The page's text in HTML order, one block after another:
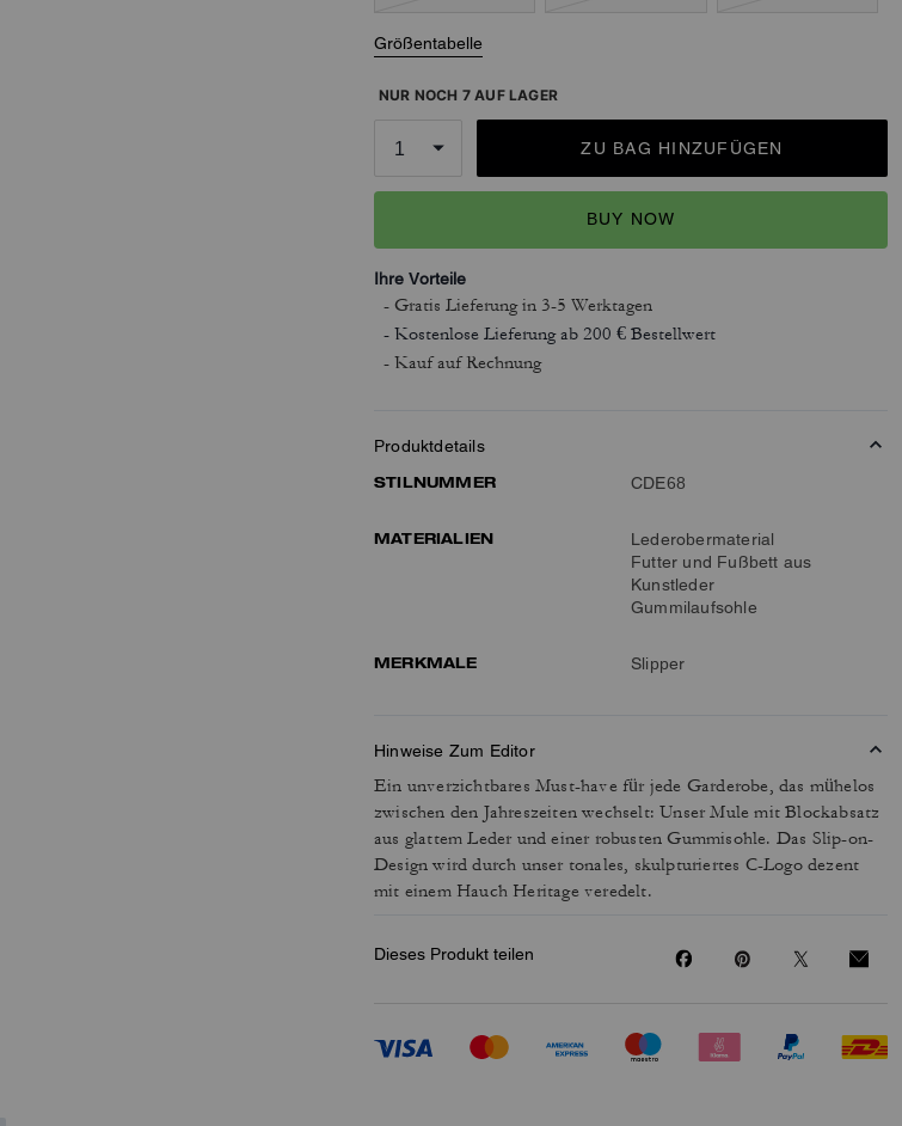
Größentabelle
NUR NOCH 7 AUF LAGER
ZU BAG HINZUFÜGEN
BUY NOW
Ihre Vorteile
- Gratis Lieferungin 3-5 Werktagen
- Kostenlose Lieferung ab 200 € Bestellwert
- Kauf auf Rechnung
Produktdetails
STILNUMMER
CDE68
MATERIALIEN
Lederobermaterial
Futter und Fußbett aus
Kunstleder
Gummilaufsohle
MERKMALE Slipper
Hinweise Zum Editor
Ein unverzichtbares Must-have für jede Garderobe, das mühelos
zwischen den Jahreszeiten wechselt: Unser Mule mit Blockabsatz
aus glattem Leder und einer robusten Gummisohle. Das Slip-on-
Design wird durch unser tonales, skulpturiertes C-Logo dezent
mit einem Hauch Heritage veredelt.
Dieses Produkt teilen